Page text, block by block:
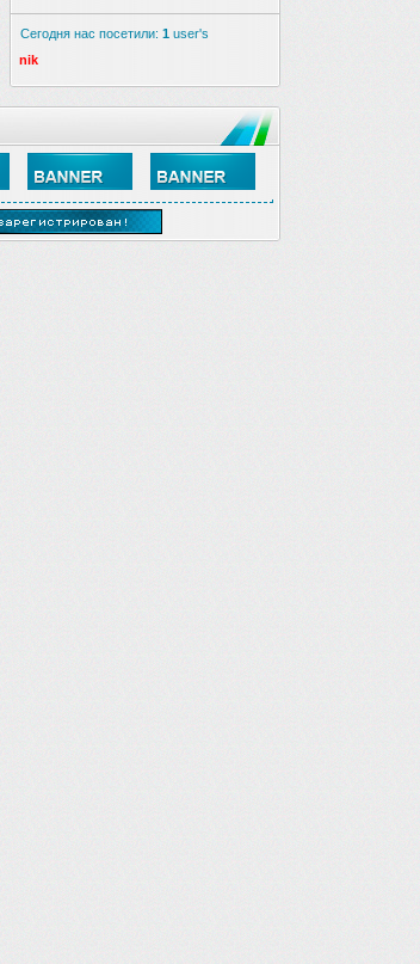
Сегодня нас посетили: 1 user's
nik